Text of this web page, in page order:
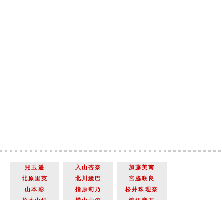
兒玉遥 入山杏奈
加藤美南
北原里英
北川綾巴
宮脇咲良
山本彩
指原莉乃
松井珠理奈